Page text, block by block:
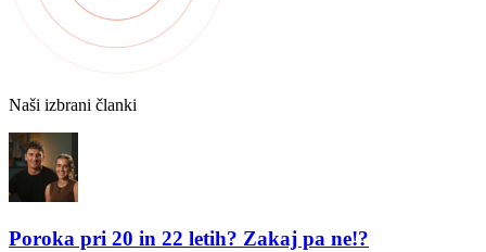
Naši izbrani članki
Poroka pri 20 in 22 letih? Zakaj pa ne!?